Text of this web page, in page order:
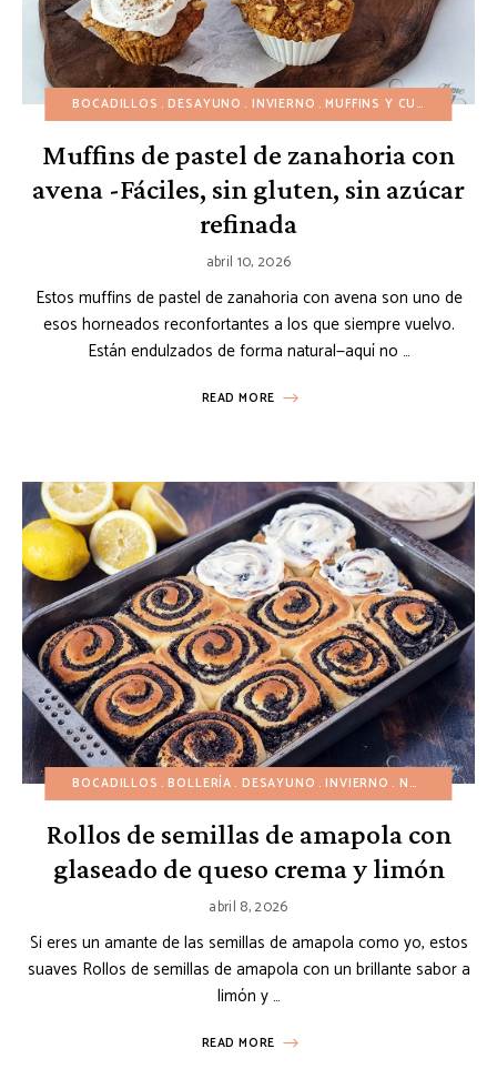
BOCADILLOS DESAYUNO INVIERNO MUFFINS Y CUPCAKES
Muffins de pastel de zanahoria con
avena -Fáciles, sin gluten, sin azúcar
refinada
abril 10, 2026
Estos muffins de pastel de zanahoria con avena son uno de
esos horneados reconfortantes a los que siempre vuelvo.
Están endulzados de forma natural—aquí no …
READ MORE
BOCADILLOS BOLLERÍA DESAYUNO INVIERNO NAVIDAD
Rollos de semillas de amapola con
glaseado de queso crema y limón
abril 8, 2026
Si eres un amante de las semillas de amapola como yo, estos
suaves Rollos de semillas de amapola con un brillante sabor a
limón y …
READ MORE